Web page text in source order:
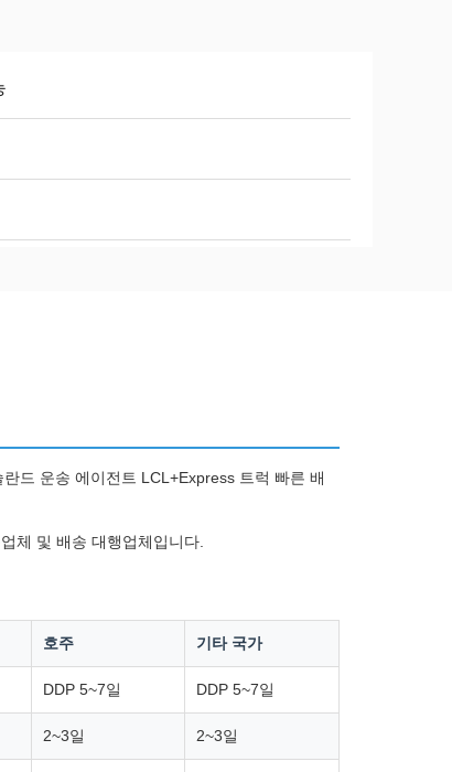
드 운송 에이전트 LCL+Express 트럭 빠른 배
체 및 배송 대행업체입니다.
호주 기타 국가
DDP 5~7일 DDP 5~7일
2~3일 2~3일